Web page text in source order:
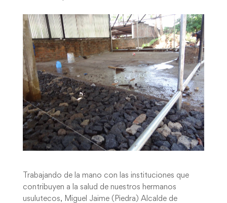
Trabajando de la mano con las instituciones que
contribuyen a la salud de nuestros hermanos
usulutecos, Miguel Jaime (Piedra) Alcalde de